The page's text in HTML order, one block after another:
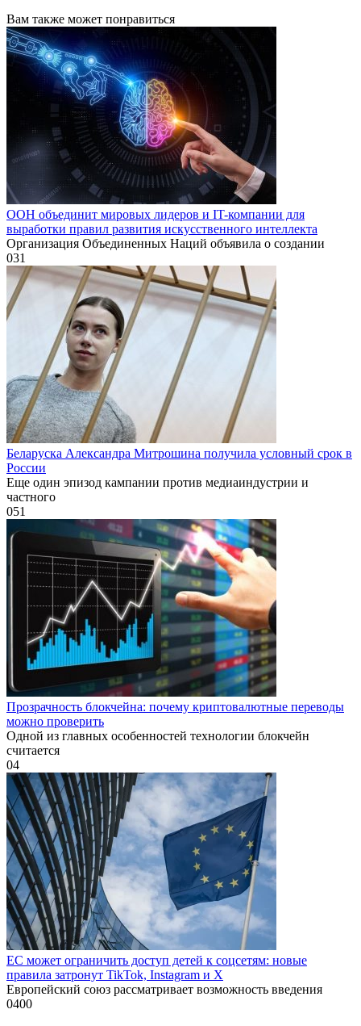
Вам также может понравиться
ООН объединит мировых лидеров и IT-компании для
выработки правил развития искусственного интеллекта
Организация Объединенных Наций объявила о создании
031
Беларуска Александра Митрошина получила условный срок в
России
Еще один эпизод кампании против медиаиндустрии и
частного
051
Прозрачность блокчейна: почему криптовалютные переводы
можно проверить
Одной из главных особенностей технологии блокчейн
считается
04
ЕС может ограничить доступ детей к соцсетям: новые
правила затронут TikTok, Instagram и X
Европейский союз рассматривает возможность введения
0400